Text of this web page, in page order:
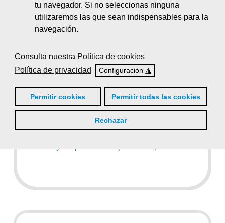
tu navegador. Si no seleccionas ninguna
utilizaremos las que sean indispensables para la
navegación.
Consulta nuestra Política de cookies
Política de privacidad
Configuración ◮
Permitir cookies Permitir todas las cookies
Rechazar
Neuromarketing (35 horas)
Organización de eventos y protocolo (65
Posicionamiento en buscadores (50
Proyectos de decoración comercial (80
horas)
Técnicas de gestión del servicio de